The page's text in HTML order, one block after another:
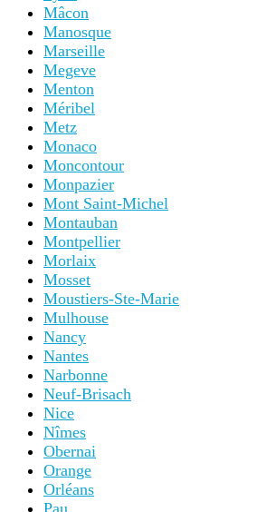
Mâcon
Manosque
Marseille
Megeve
Menton
Méribel
Metz
Monaco
Moncontour
Monpazier
Mont Saint-Michel
Montauban
Montpellier
Morlaix
Mosset
Moustiers-Ste-Marie
Mulhouse
Nancy
Nantes
Narbonne
Neuf-Brisach
Nice
Nîmes
Obernai
Orange
Orléans
Pau